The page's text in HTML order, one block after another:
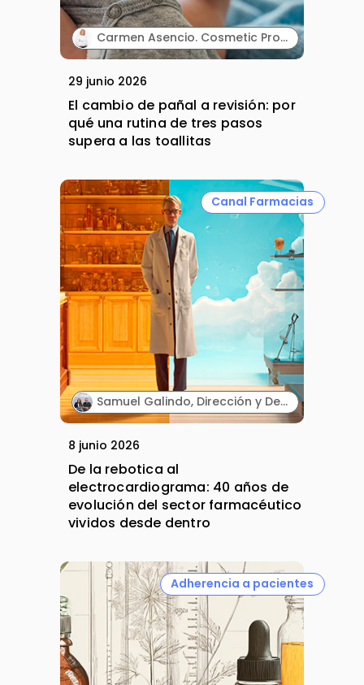
Carmen Asencio. Cosmetic Product Manager. Suavinex.
29 junio 2026
El cambio de pañal a revisión: por
qué una rutina de tres pasos
supera a las toallitas
Canal Farmacias
Samuel Galindo, Dirección y Desarrollo de Negocio, y Carmen Galindo, Dirección y Estrategia. Galifarma.
8 junio 2026
De la rebotica al
electrocardiograma: 40 años de
evolución del sector farmacéutico
vividos desde dentro
Adherencia a pacientes